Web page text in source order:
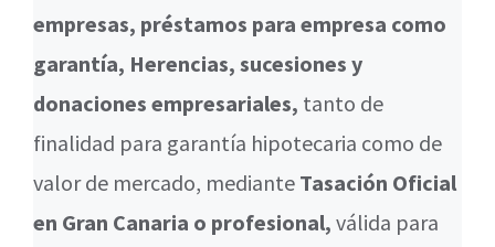
empresas, préstamos para empresa como
garantía, Herencias, sucesiones y
donaciones empresariales, tanto de
finalidad para garantía hipotecaria como de
valor de mercado, mediante Tasación Oficial
en Gran Canaria o profesional, válida para